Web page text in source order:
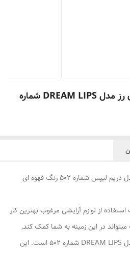
مداد لب بادوام مات گلدن رز مدل DREAM LIPS شماره
مداد لب با دوام مات گلدن رز مدل دریم لیپس شماره 502 رنگ قهوه ای
از لوازم آرایشی مرغوب بهترین کار
در این زمینه به شما کمک کند,
مداد لب با دوام مات گلدن رز مدل DREAM LIPS شماره 502 است. این